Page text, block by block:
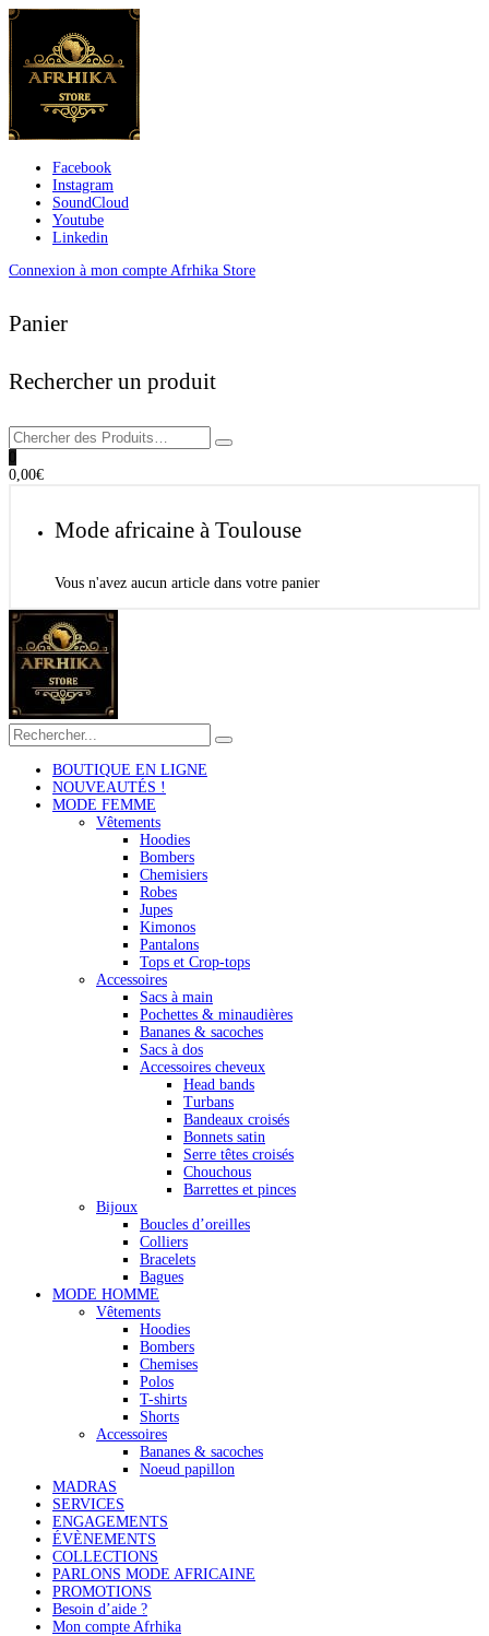
Facebook
Instagram
SoundCloud
Youtube
Linkedin
Connexion à mon compte Afrhika Store
Panier
Rechercher un produit
0,00€
Mode africaine à Toulouse
Vous n'avez aucun article dans votre panier
BOUTIQUE EN LIGNE
NOUVEAUTÉS !
MODE FEMME
Vêtements
Hoodies
Bombers
Chemisiers
Robes
Jupes
Kimonos
Pantalons
Tops et Crop-tops
Accessoires
Sacs à main
Pochettes & minaudières
Bananes & sacoches
Sacs à dos
Accessoires cheveux
Head bands
Turbans
Bandeaux croisés
Bonnets satin
Serre têtes croisés
Chouchous
Barrettes et pinces
Bijoux
Boucles d’oreilles
Colliers
Bracelets
Bagues
MODE HOMME
Vêtements
Hoodies
Bombers
Chemises
Polos
T-shirts
Shorts
Accessoires
Bananes & sacoches
Noeud papillon
MADRAS
SERVICES
ENGAGEMENTS
ÉVÈNEMENTS
COLLECTIONS
PARLONS MODE AFRICAINE
PROMOTIONS
Besoin d’aide ?
Mon compte Afrhika